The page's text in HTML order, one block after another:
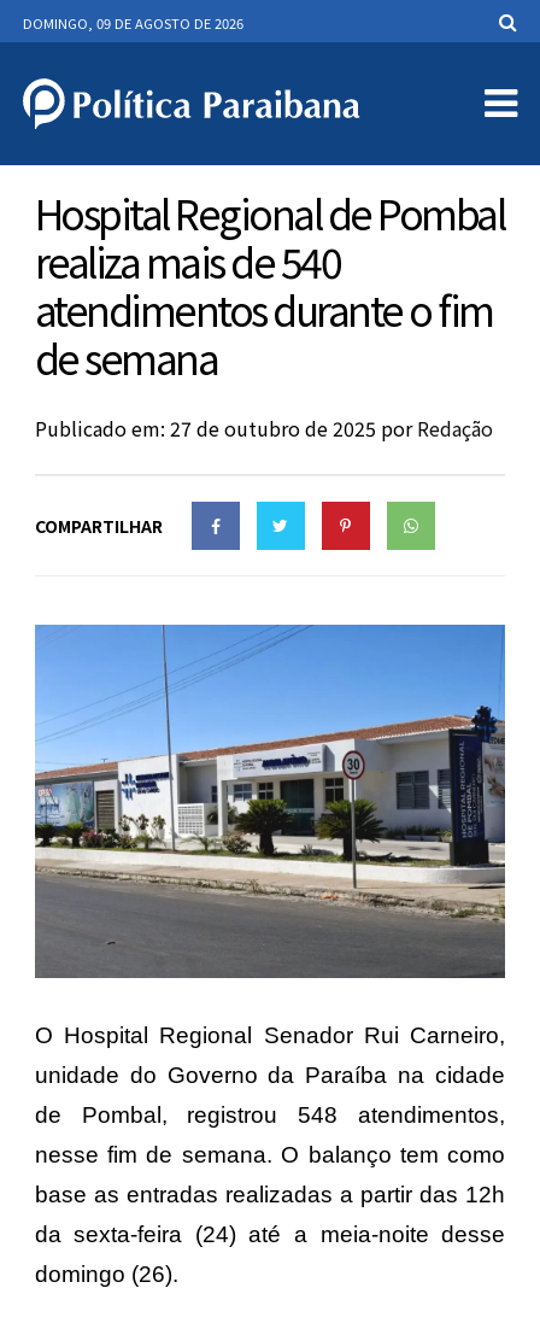
DOMINGO, 09 DE AGOSTO DE 2026
Hospital Regional de Pombal
realiza mais de 540
atendimentos durante o fim
de semana
Publicado em: 27 de outubro de 2025 porRedação
COMPARTILHAR
O Hospital Regional Senador Rui Carneiro,
unidade do Governo da Paraíba na cidade
de Pombal, registrou 548 atendimentos,
nesse fim de semana. O balanço tem como
base as entradas realizadas a partir das 12h
da sexta-feira (24) até a meia-noite desse
domingo (26).